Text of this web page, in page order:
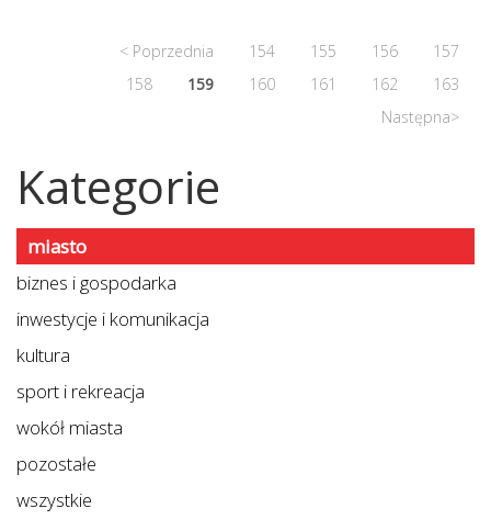
< Poprzednia 154 155 156
157
158
159 160 161 162
163
Następna>
Kategorie
miasto
biznes i gospodarka
inwestycje i komunikacja
kultura
sport i rekreacja
wokół miasta
pozostałe
wszystkie